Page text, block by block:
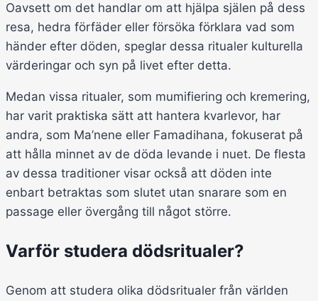
Oavsett om det handlar om att hjälpa själen på dess
resa, hedra förfäder eller försöka förklara vad som
händer efter döden, speglar dessa ritualer kulturella
värderingar och syn på livet efter detta.
Medan vissa ritualer, som mumifiering och kremering,
har varit praktiska sätt att hantera kvarlevor, har
andra, som Ma’nene eller Famadihana, fokuserat på
att hålla minnet av de döda levande i nuet. De flesta
av dessa traditioner visar också att döden inte
enbart betraktas som slutet utan snarare som en
passage eller övergång till något större.
Varför studera dödsritualer?
Genom att studera olika dödsritualer från världen